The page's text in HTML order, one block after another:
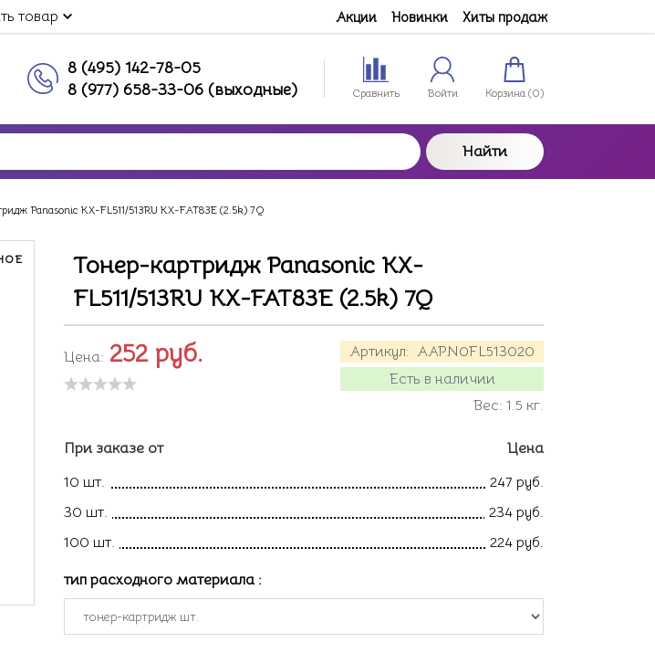
товар Акции Новинки Хиты продаж
8 (495) 142-78-05
8 (977) 658-33-06 (выходные)
Сравнить Войти Корзина (0)
Найти
Panasonic KX-FL511/513RU KX-FAT83E (2.5k) 7Q
Тонер-картридж Panasonic KX-
FL511/513RU KX-FAT83E (2.5k) 7Q
Артикул: AAPN0FL513020
Есть в наличии
Вес: 1.5 кг.
Цена: 252 руб.
При заказе от
Цена
10 шт.
247 руб.
30 шт.
234 руб.
100 шт.
224 руб.
тип расходного материала :